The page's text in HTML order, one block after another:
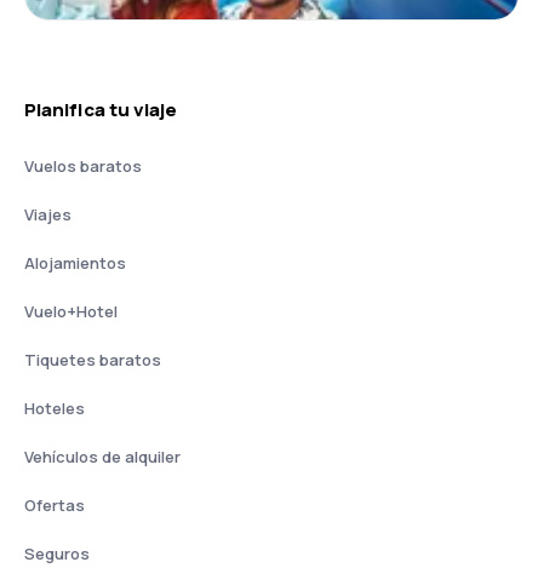
Planifica tu viaje
Vuelos baratos
Viajes
Alojamientos
Vuelo+Hotel
Tiquetes baratos
Hoteles
Vehículos de alquiler
Ofertas
Seguros